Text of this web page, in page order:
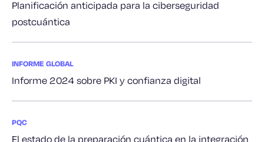
Planificación anticipada para la ciberseguridad
postcuántica
INFORME GLOBAL
Informe 2024 sobre PKI y confianza digital
PQC
El estado de la preparación cuántica en la integración